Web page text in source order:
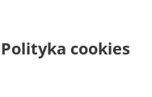
Polityka cookies